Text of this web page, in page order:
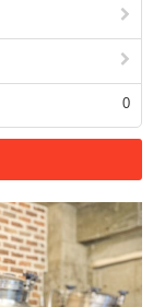
0